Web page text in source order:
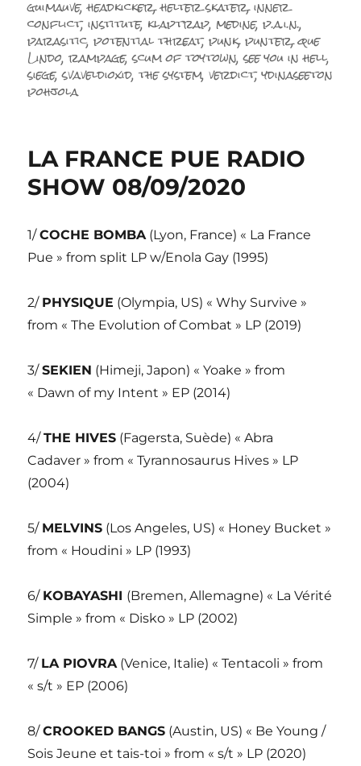
guimauve,headkicker,helter skater,inner
conflict,institute, klaptrap,medine,p.a.i.n.,
parasitic,potential threat,punk,punter,que
Lindo,rampage,scum of toytown,see you in hell,
siege,svaveldioxid,the system,verdict,ydinaseeton
pohjola
LA FRANCE PUE RADIO
SHOW 08/09/2020
1/COCHE BOMBA (Lyon, France) « La France
Pue » from split LP w/Enola Gay (1995)
2/ PHYSIQUE (Olympia, US) « Why Survive »
from « The Evolution of Combat » LP (2019)
3/SEKIEN (Himeji, Japon) « Yoake » from
« Dawn of my Intent » EP (2014)
4/THE HIVES (Fagersta, Suède) « Abra
Cadaver » from « Tyrannosaurus Hives » LP
(2004)
5/ MELVINS (Los Angeles, US) « Honey Bucket »
from « Houdini » LP (1993)
6/ KOBAYASHI (Bremen, Allemagne) « La Vérité
Simple » from « Disko » LP (2002)
7/ LA PIOVRA (Venice, Italie) « Tentacoli » from
« s/t » EP (2006)
8/CROOKED BANGS (Austin, US) « Be Young /
Sois Jeune et tais-toi » from « s/t » LP (2020)